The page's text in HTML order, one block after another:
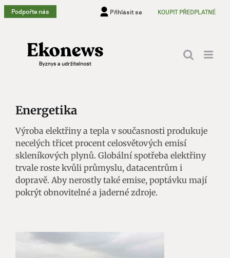
Přeskočit
na
Podpořte nás Přihlásit se KOUPIT PŘEDPLATNÉ
Energetika
Výroba elektřiny a tepla v současnosti produkuje
necelých třicet procent celosvětových emisí
skleníkových plynů. Globální spotřeba elektřiny
trvale roste kvůli průmyslu, datacentrům i
dopravě. Aby nerostly také emise, poptávku mají
pokrýt obnovitelné a jaderné zdroje.